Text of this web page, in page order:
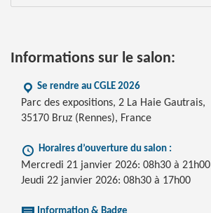
Informations sur le salon:
Se rendre au CGLE 2026
Parc des expositions, 2 La Haie Gautrais,
35170 Bruz (Rennes), France
Horaires d’ouverture du salon :
Mercredi 21 janvier 2026: 08h30 à 21h00
Jeudi 22 janvier 2026: 08h30 à 17h00